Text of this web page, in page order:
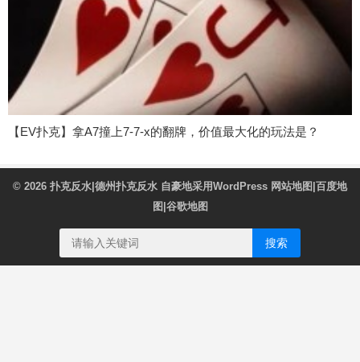
【EV扑克】拿A7撞上7-7-x的翻牌，价值最大化的玩法是？
© 2026 扑克反水|德州扑克反水 自豪地采用WordPress 网站地图 百度地
图 谷歌地图
搜索